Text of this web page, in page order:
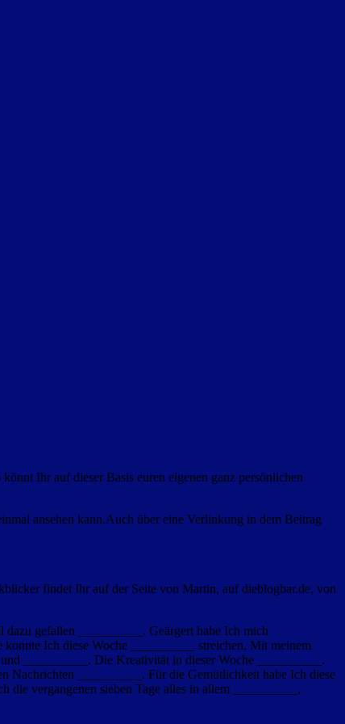
Ihr auf dieser Basis euren eigenen ganz persönlichen
ansehen kann.Auch über eine Verlinkung in dem Beitrag
findet Ihr auf der Seite von Martin, auf dieblogbar.de, von
gefallen __________. Geärgert habe Ich mich
Ich diese Woche __________ streichen. Mit meinem
__________. Die Kreativität in dieser Woche __________.
Nachrichten __________. Für die Gemütlichkeit habe Ich diese
vergangenen sieben Tage alles in allem __________,